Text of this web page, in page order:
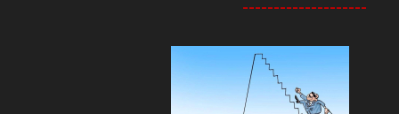
--------------------